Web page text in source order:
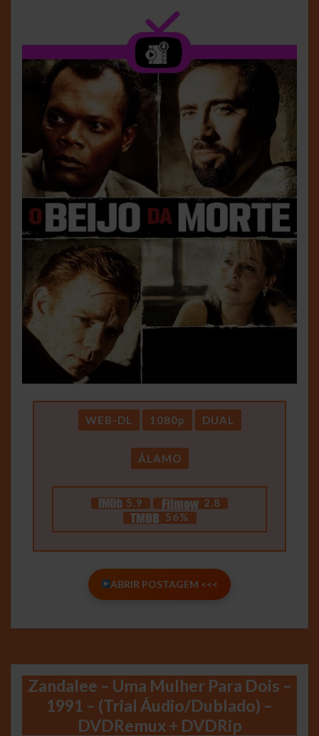
WEB-DL 1080p DUAL
ÁLAMO
5.9
2.8
56%
ABRIR POSTAGEM <<<
Zandalee – Uma Mulher Para Dois –
1991 – (Trial Áudio/Dublado) –
DVDRemux + DVDRip